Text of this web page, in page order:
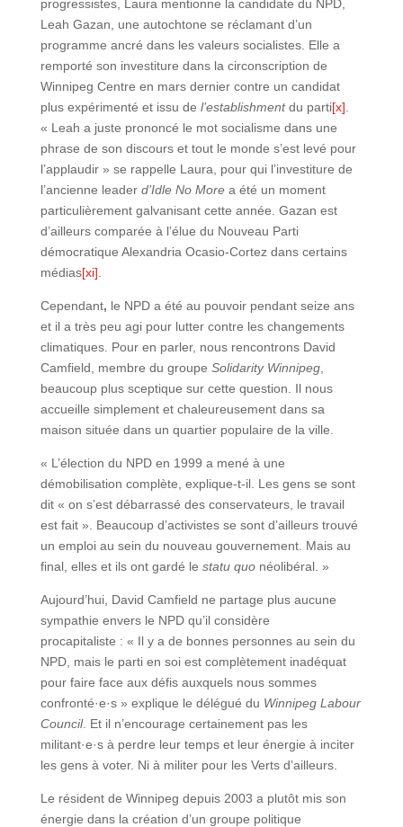
progressistes, Laura mentionne la candidate du NPD,
Leah Gazan, une autochtone se réclamant d’un
programme ancré dans les valeurs socialistes. Elle a
remporté son investiture dans la circonscription de
Winnipeg Centre en mars dernier contre un candidat
plus expérimenté et issu de l’establishmentdu parti[x]
« Leah a juste prononcé le mot socialisme dans une
phrase de son discours et tout le monde s’est levé pour
l’applaudir » se rappelle Laura, pour qui l’investiture de
l’ancienne leader d’Idle No Morea été un moment
particulièrement galvanisant cette année. Gazan est
d’ailleurs comparée à l’élue du Nouveau Parti
démocratique Alexandria Ocasio-Cortez dans certains
médias[xi]
Cependant, le NPD a été au pouvoir pendant seize ans
et il a très peu agi pour lutter contre les changements
climatiques. Pour en parler, nous rencontrons David
Camfield, membre du groupe Solidarity Winnipeg,
beaucoup plus sceptique sur cette question. Il nous
accueille simplement et chaleureusement dans sa
maison située dans un quartier populaire de la ville.
« L’élection du NPD en 1999 a mené à une
démobilisation complète, explique-t-il. Les gens se sont
dit « on s’est débarrassé des conservateurs, le travail
est fait ». Beaucoup d’activistes se sont d’ailleurs trouvé
un emploi au sein du nouveau gouvernement. Mais au
final, elles et ils ont gardé le statu quonéolibéral. »
Aujourd’hui, David Camfield ne partage plus aucune
sympathie envers le NPD qu’il considère
procapitaliste : « Il y a de bonnes personnes au sein du
NPD, mais le parti en soi est complètement inadéquat
pour faire face aux défis auxquels nous sommes
confronté·e·s » explique le délégué du Winnipeg Labour
Council. Et il n’encourage certainement pas les
militant·e·s à perdre leur temps et leur énergie à inciter
les gens à voter. Ni à militer pour les Verts d’ailleurs.
Le résident de Winnipeg depuis 2003 a plutôt mis son
énergie dans la création d’un groupe politique